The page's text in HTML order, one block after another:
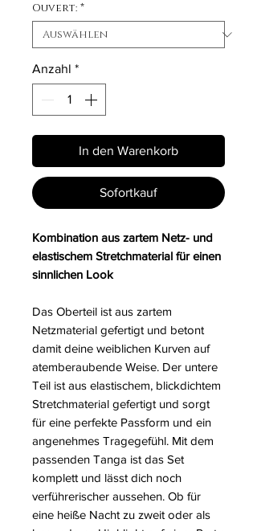
Ouvert: *
Anzahl *
In den Warenkorb
Sofortkauf
Kombination aus zartem Netz- und
elastischem Stretchmaterial für einen
sinnlichen Look
Das Oberteil ist aus zartem
Netzmaterial gefertigt und betont
damit deine weiblichen Kurven auf
atemberaubende Weise. Der untere
Teil ist aus elastischem, blickdichtem
Stretchmaterial gefertigt und sorgt
für eine perfekte Passform und ein
angenehmes Tragegefühl. Mit dem
passenden Tanga ist das Set
komplett und lässt dich noch
verführerischer aussehen. Ob für
eine heiße Nacht zu zweit oder als